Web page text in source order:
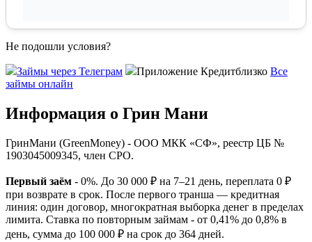
Не подошли условия?
Займы через Телеграм Приложение Кредитблизко Все
займы онлайн
Информация о Грин Мани
ГринМани (GreenMoney) - ООО МКК «СФ», реестр ЦБ №
1903045009345, член СРО.
Первый заём - 0%. До 30 000 ₽ на 7–21 день, переплата 0 ₽
при возврате в срок. После первого транша — кредитная
линия: один договор, многократная выборка денег в пределах
лимита. Ставка по повторным займам - от 0,41% до 0,8% в
день, сумма до 100 000 ₽ на срок до 364 дней.